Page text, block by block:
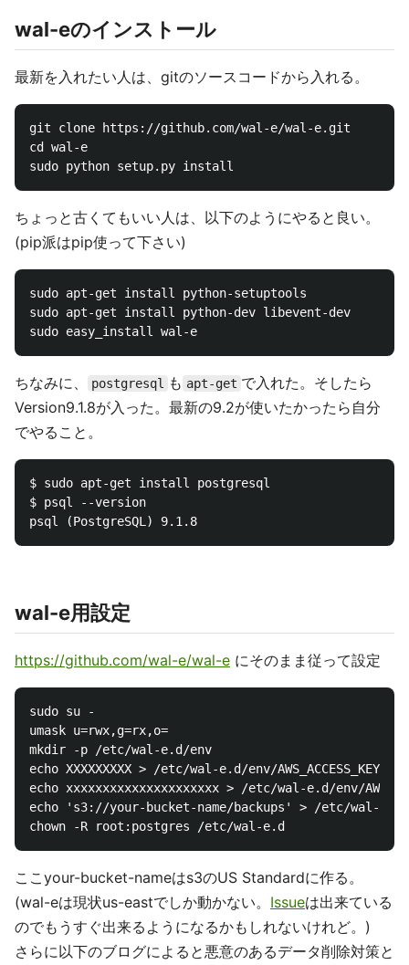
wal-eのインストール
最新を入れたい人は、gitのソースコードから入れる。
git clone https://github.com/wal-e/wal-e.git
cd wal-e
ちょっと古くてもいい人は、以下のようにやると良い。
(pip派はpip使って下さい)
sudo apt-get install python-setuptools
sudo apt-get install python-dev libevent-dev
ちなみに、 postgresql も apt-get で入れた。そしたら
Version9.1.8が入った。最新の9.2が使いたかったら自分
でやること。
$ sudo apt-get install postgresql
$ psql --version
wal-e用設定
https://github.com/wal-e/wal-e にそのまま従って設定
sudo su -
umask u=rwx,g=rx,o=
mkdir -p /etc/wal-e.d/env
echo XXXXXXXXX > /etc/wal-e.d/env/AWS_ACCESS_KEY_ID
echo xxxxxxxxxxxxxxxxxxxxx > /etc/wal-e.d/env/
echo 's3://your-bucket-name/backups' > /etc/wal-e.d/
ここyour-bucket-nameはs3のUS Standardに作る。
(wal-eは現状us-eastでしか動かない。 Issueは出来ている
のでもうすぐ出来るようになるかもしれないけれど。)
さらに以下のブログによると悪意のあるデータ削除対策と